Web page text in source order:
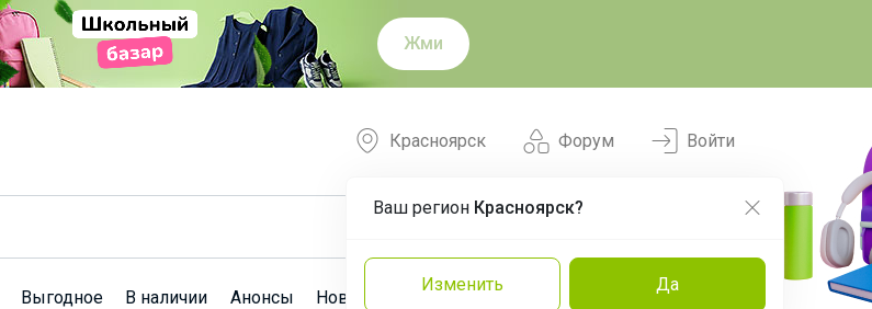
Жми
Форум
Красноярск
Ваш регион Красноярск?
Изменить Да
Войти
Выгодное В наличии Анонсы Новости Команда Эксперты